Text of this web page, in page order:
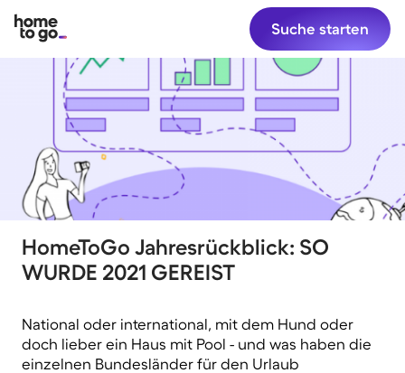
Suche starten
HomeToGo Jahresrückblick: SO
WURDE 2021 GEREIST
National oder international, mit dem Hund oder
doch lieber ein Haus mit Pool - und was haben die
einzelnen Bundesländer für den Urlaub